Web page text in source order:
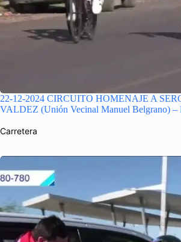
22-12-2024 CIRCUITO HOMENAJE A
VALDEZ (Unión Vecinal Manuel Belgrano)
Carretera